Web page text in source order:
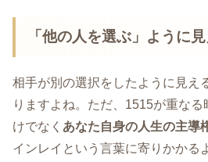
「他の人を選ぶ」ように
相手が別の選択をしたように見え
りますよね。ただ、1515が重な
けでなく あなた自身の人生の主導
インレイという言葉に寄りかかる